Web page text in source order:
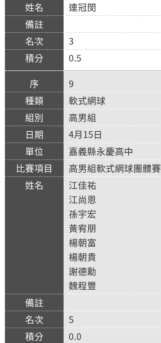
連冠閔
3
0.5
9
軟式網球
高男組
4月15日
嘉義縣永慶高中
高男組軟式網球團體賽
江佳祐
江尚恩
孫宇宏
黃宥朋
楊朝富
楊朝貴
謝德勳
魏程豐
5
0.0